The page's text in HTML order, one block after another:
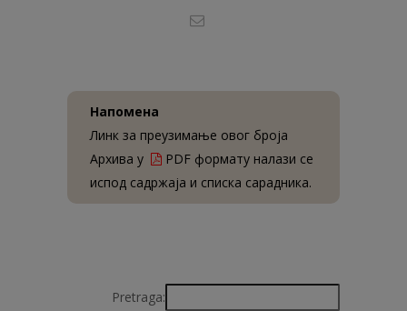
Напомена
Линк за преузимање овог броја
Архива у
PDF формату налази се
испод садржаја и списка сарадника.
Pretraga: